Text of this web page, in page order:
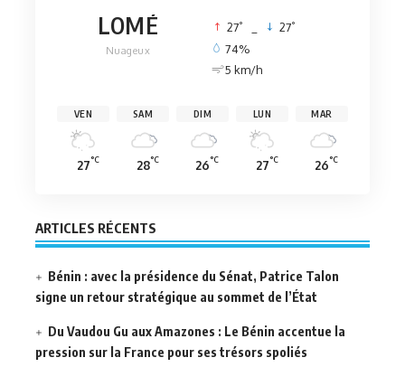
LOMÉ
Nuageux
27° 27°
74%
5 km/h
VEN
27°C
SAM
28°C
DIM
26°C
LUN
27°C
MAR
26°C
ARTICLES RÉCENTS
Bénin : avec la présidence du Sénat, Patrice Talon
signe un retour stratégique au sommet de l’État
Du Vaudou Gu aux Amazones : Le Bénin accentue la
pression sur la France pour ses trésors spoliés